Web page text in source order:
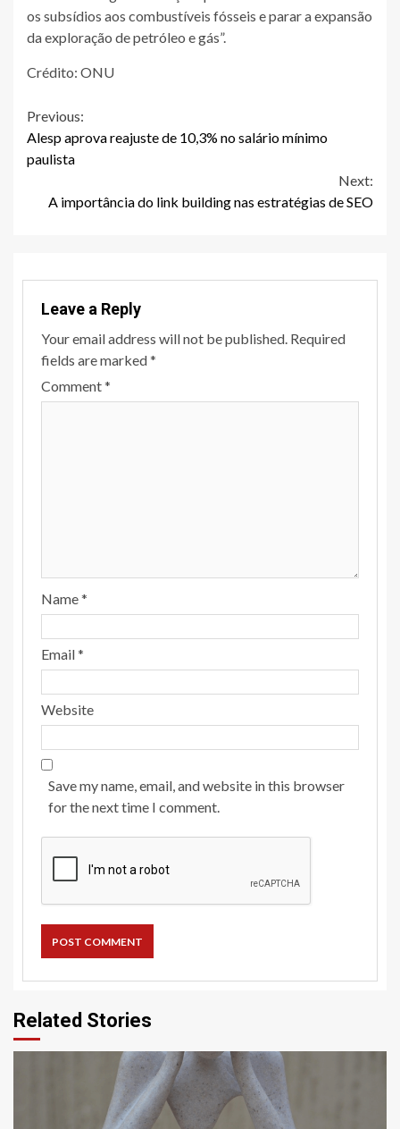
os subsídios aos combustíveis fósseis e parar a expansão
da exploração de petróleo e gás”.
Crédito: ONU
Continue
Reading
Previous:
Alesp aprova reajuste de 10,3% no salário mínimo
paulista
Next:
A importância do link building nas estratégias de SEO
Leave a Reply
Your email address will not be published. Required
fields are marked*
Comment*
Name*
Email*
Website
Save my name, email, and website in this browser
for the next time I comment.
Related Stories